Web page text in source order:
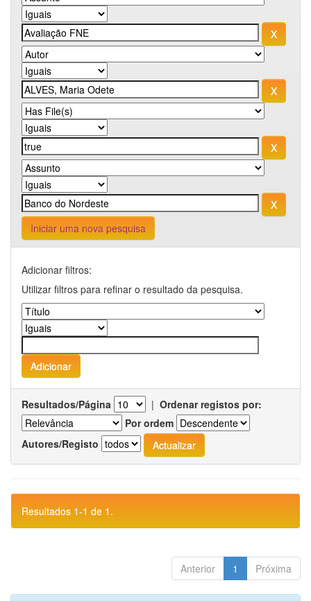
Iniciar uma nova pesquisa
Adicionar filtros:
Utilizar filtros para refinar o resultado da pesquisa.
Resultados/Página | Ordenar registos por:
Por ordem
Autores/Registo
Resultados 1-1 de 1.
Anterior 1 Próxima